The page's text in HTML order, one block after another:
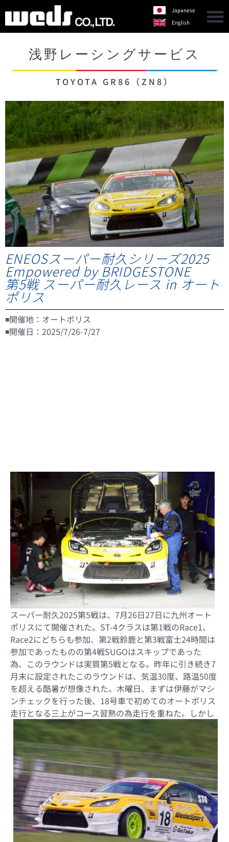
Japanese
English
浅野レーシングサービス
TOYOTA GR86（ZN8）
ENEOSスーパー耐久シリーズ2025
Empowered by BRIDGESTONE
第5戦 スーパー耐久レース in オート
ポリス
◾️開催地：オートポリス
◾️開催日：2025/7/26-7/27
スーパー耐久2025第5戦は、7月26日27日に九州オート
ポリスにて開催された。ST-4クラスは第1戦のRace1、
Race2にどちらも参加、第2戦鈴鹿と第3戦富士24時間は
参加であったものの第4戦SUGOはスキップであった
為、このラウンドは実質第5戦となる。昨年に引き続き7
月末に設定されたこのラウンドは、気温30度、路温50度
を超える酷暑が想像された。木曜日、まずは伊藤がマシ
ンチェックを行った後、18号車で初めてのオートポリス
走行となる三上がコース習熟の為走行を重ねた。 しかし